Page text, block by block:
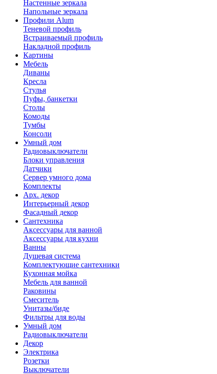
Настенные зеркала
Напольные зеркала
Профили Alum
Теневой профиль
Встраиваемый профиль
Накладной профиль
Картины
Мебель
Диваны
Кресла
Стулья
Пуфы, банкетки
Столы
Комоды
Тумбы
Консоли
Умный дом
Радиовыключатели
Блоки управления
Датчики
Сервер умного дома
Комплекты
Арх. декор
Интерьерный декор
Фасадный декор
Сантехника
Аксессуары для ванной
Аксессуары для кухни
Ванны
Душевая система
Комплектующие сантехники
Кухонная мойка
Мебель для ванной
Раковины
Смеситель
Унитазы/биде
Фильтры для воды
Умный дом
Радиовыключатели
Декор
Электрика
Розетки
Выключатели